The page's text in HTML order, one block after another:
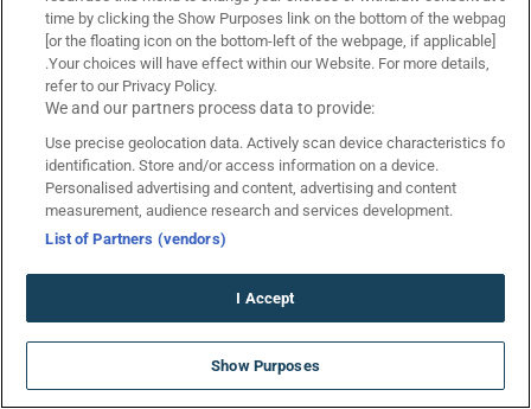
Βαθμολογία Ιταλίας
Βαθμολογία Γαλλίας
Προγνωστικά
Προγνωστικά στοιχήματος
Στοιχηματικές Εταιρίες
Τζίροι Αγώνων
Πτώση Αποδόσεων
Κουπόνι Πάμε Στοίχημα
Livescore
Promo Code SUMMER710 για… 710
Δώρα* ΧΩΡΙΣ ΚΑΤΑΘΕΣΗ
time by clicking the Show Purposes link on the bottom of the webpage
[or the floating icon on the bottom-left of the webpage, if applicable]
.Your choices will have effect within our Website. For more details,
refer to our Privacy Policy.
We and our partners process data to provide:
Use precise geolocation data. Actively scan device characteristics for
identification. Store and/or access information on a device.
Personalised advertising and content, advertising and content
measurement, audience research and services development.
List of Partners (vendors)
I Accept
Show Purposes